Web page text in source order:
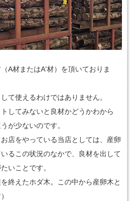
A材またはA'材）を頂いておりま
て使えるわけではありません。
してみないと良材かどうかわから
が少ないのです。
店をやっている当店としては、産卵
るこの状況のなかで、良材を出して
いことです。
終えたホダ木。この中から産卵木と